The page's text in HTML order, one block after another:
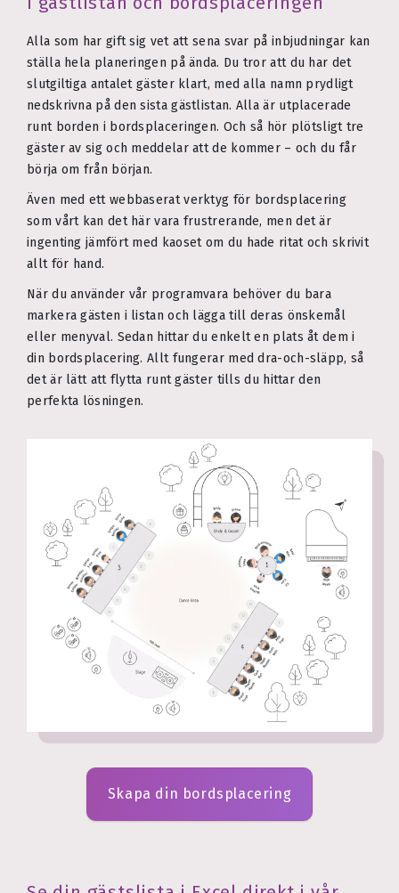
Alla som har gift sig vet att sena svar på inbjudningar kan
ställa hela planeringen på ända. Du tror att du har det
slutgiltiga antalet gäster klart, med alla namn prydligt
nedskrivna på den sista gästlistan. Alla är utplacerade
runt borden i bordsplaceringen. Och så hör plötsligt tre
gäster av sig och meddelar att de kommer – och du får
börja om från början.
Även med ett webbaserat verktyg för bordsplacering
som vårt kan det här vara frustrerande, men det är
ingenting jämfört med kaoset om du hade ritat och skrivit
allt för hand.
När du använder vår programvara behöver du bara
markera gästen i listan och lägga till deras önskemål
eller menyval. Sedan hittar du enkelt en plats åt dem i
din bordsplacering. Allt fungerar med dra-och-släpp, så
det är lätt att flytta runt gäster tills du hittar den
perfekta lösningen.
Skapa din bordsplacering